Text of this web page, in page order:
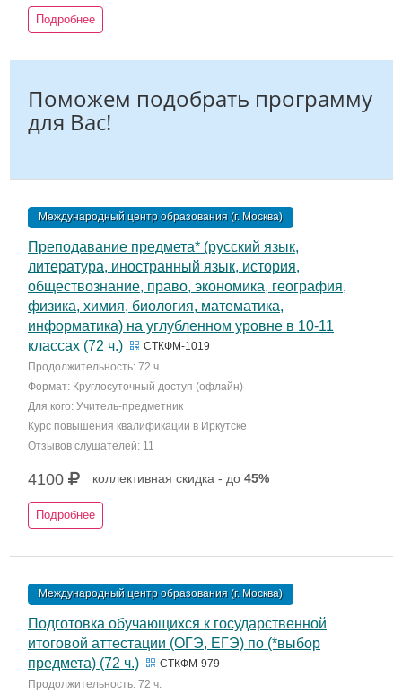
Подробнее
Поможем подобрать программу
для Вас!
Международный центр образования (г. Москва)
Преподавание предмета* (русский язык,
литература, иностранный язык, история,
обществознание, право, экономика, география,
физика, химия, биология, математика,
информатика) на углубленном уровне в 10-11
классах (72 ч.)
СТКФМ-1019
Продолжительность: 72 ч.
Формат: Круглосуточный доступ (офлайн)
Для кого: Учитель-предметник
Курс повышения квалификации в Иркутске
Отзывов слушателей: 11
4100 коллективная скидка - до 45%
Подробнее
Международный центр образования (г. Москва)
Подготовка обучающихся к государственной
итоговой аттестации (ОГЭ, ЕГЭ) по (*выбор
предмета) (72 ч.)
СТКФМ-979
Продолжительность: 72 ч.